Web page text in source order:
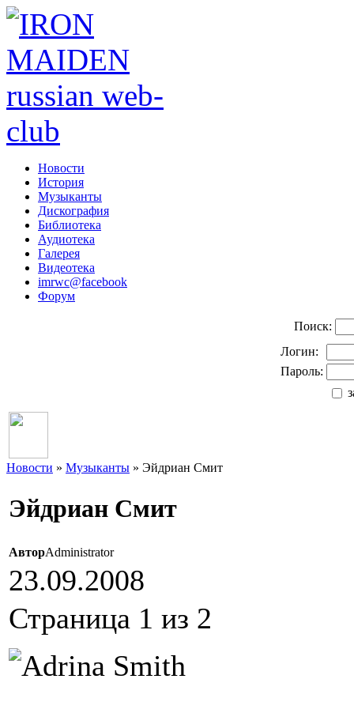
Новости
История
Музыканты
Дискография
Библиотека
Аудиотека
Галерея
Видеотека
imrwc@facebook
Форум
Поиск:
Логин:
Пароль:
Новости » Музыканты » Эйдриан Смит
Эйдриан Смит
АвторAdministrator
23.09.2008
Страница 1 из 2